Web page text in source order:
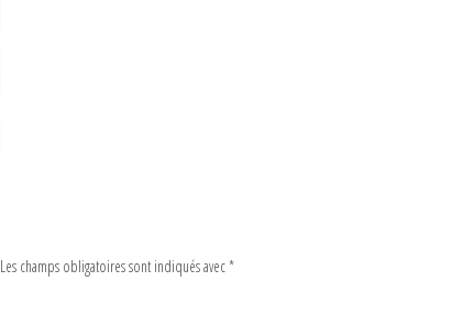
Les champs obligatoires sont indiqués avec*